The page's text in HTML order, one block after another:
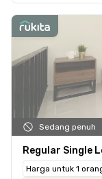
Sedang penuh
Regular Single
Harga untuk 1